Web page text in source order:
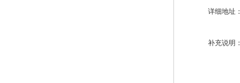
详细地址：
补充说明：